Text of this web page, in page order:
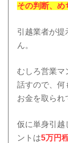
その判断、め
引越業者が提
ん。
むしろ営業マ
話すので、何
お金を取られ
仮に単身引越
ントは5万円